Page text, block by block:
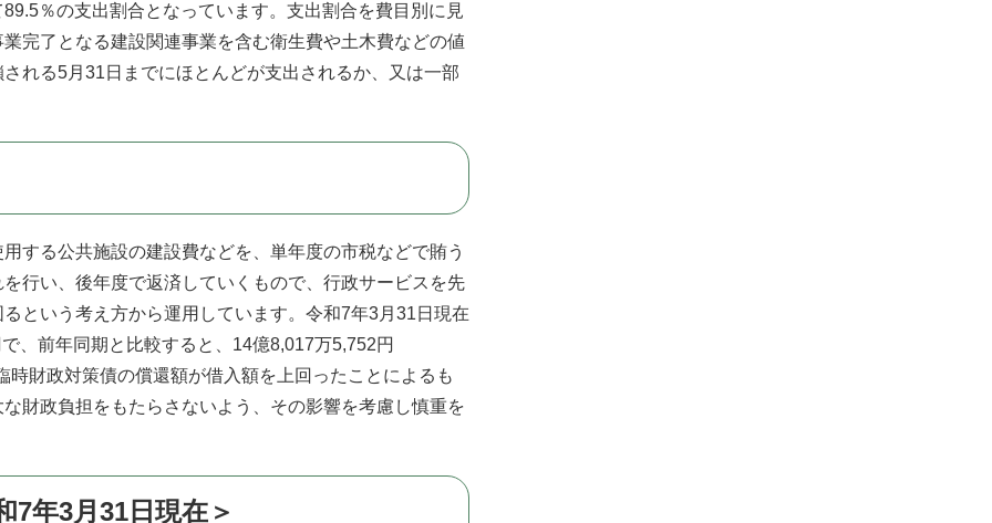
％の支出割合となっています。支出割合を費目別に見
完了となる建設関連事業を含む衛生費や土木費などの値
れる5月31日までにほとんどが支出されるか、又は一部
る公共施設の建設費などを、単年度の市税などで賄う
行い、後年度で返済していくもので、行政サービスを先
という考え方から運用しています。令和7年3月31日現在
、前年同期と比較すると、14億8,017万5,752円
財政対策債の償還額が借入額を上回ったことによるも
財政負担をもたらさないよう、その影響を考慮し慎重を
年3月31日現在＞